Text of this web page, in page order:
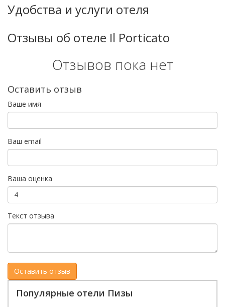
Удобства и услуги отеля
Отзывы об отеле Il Porticato
Отзывов пока нет
Оставить отзыв
Ваше имя
Ваш email
Ваша оценка
Текст отзыва
Популярные отели Пизы